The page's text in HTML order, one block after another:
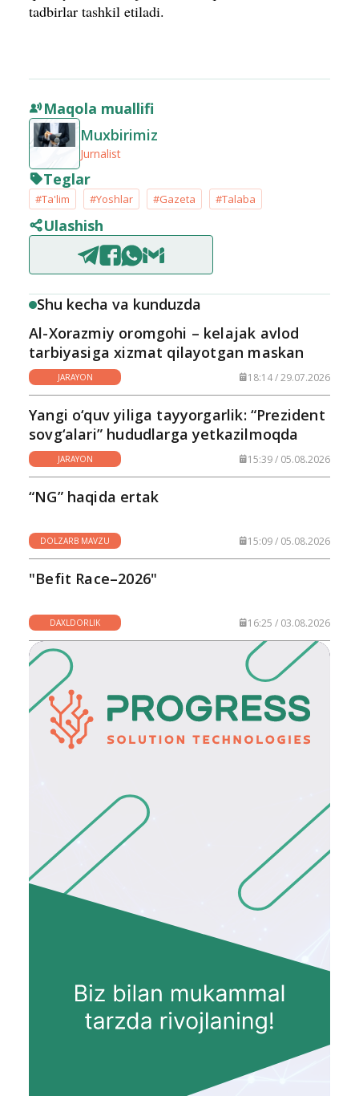
tadbirlar tashkil etiladi.
Maqola muallifi
Muxbirimiz
Jurnalist
Teglar
#Ta'lim #Yoshlar #Gazeta #Talaba
Ulashish
Shu kecha va kunduzda
Al-Xorazmiy oromgohi – kelajak avlod
tarbiyasiga xizmat qilayotgan maskan
JARAYON 18:14 / 29.07.2026
Yangi o‘quv yiliga tayyorgarlik: “Prezident
sovg‘alari” hududlarga yetkazilmoqda
JARAYON 15:39 / 05.08.2026
“NG” haqida ertak
DOLZARB MAVZU 15:09 / 05.08.2026
"Befit Race–2026"
DAXLDORLIK 16:25 / 03.08.2026